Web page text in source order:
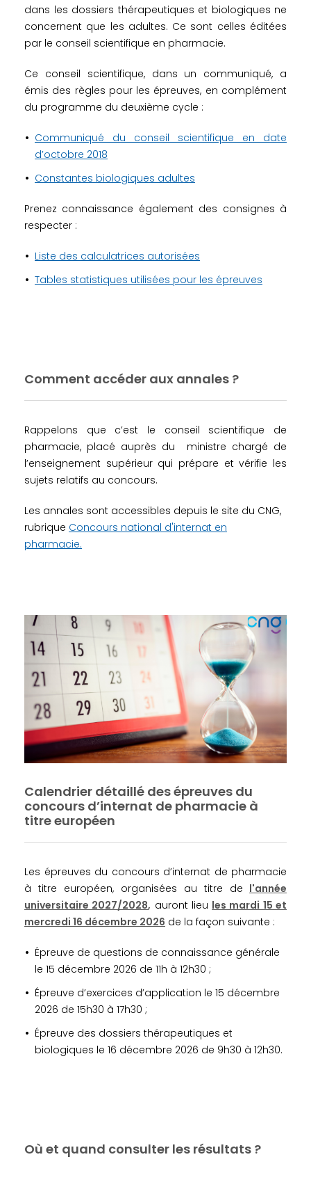
dans les dossiers thérapeutiques et biologiques ne
concernent que les adultes. Ce sont celles éditées
par le conseil scientifique en pharmacie.
Ce conseil scientifique, dans un communiqué, a
émis des règles pour les épreuves, en complément
du programme du deuxième cycle :
Communiqué du conseil scientifique en date
d’octobre 2018
Constantes biologiques adultes
Prenez connaissance également des consignes à
respecter :
Liste des calculatrices autorisées
Tables statistiques utilisées pour les épreuves
Comment accéder aux annales ?
Rappelons que c’est le conseil scientifique de
pharmacie, placé auprès du ministre chargé de
l’enseignement supérieur qui prépare et vérifie les
sujets relatifs au concours.
Les annales sont accessibles depuis le site du CNG,
rubrique Concours national d'internat en
pharmacie.
Calendrier détaillé des épreuves du
concours d’internat de pharmacie à
titre européen
Les épreuves du concours d’internat de pharmacie
à titre européen, organisées au titre de l'année
universitaire 2027/2028, auront lieu les mardi 15 et
mercredi 16 décembre 2026 de la façon suivante :
Épreuve de questions de connaissance générale
le 15 décembre 2026 de 11h à 12h30 ;
Épreuve d’exercices d’application le 15 décembre
2026 de 15h30 à 17h30 ;
Épreuve des dossiers thérapeutiques et
biologiques le 16 décembre 2026 de 9h30 à 12h30.
​​​​​​​Où et quand consulter les résultats ?